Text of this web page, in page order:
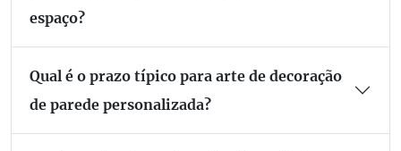
espaço?
Qual é o prazo típico para arte de decoração
de parede personalizada?